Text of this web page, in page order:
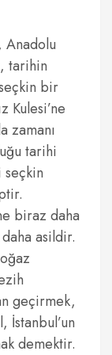
Anadolu
tarihin
bir
Kulesi’ne
zamanı
tarihi
seçkin
biraz daha
asildir.
geçirmek,
demektir.